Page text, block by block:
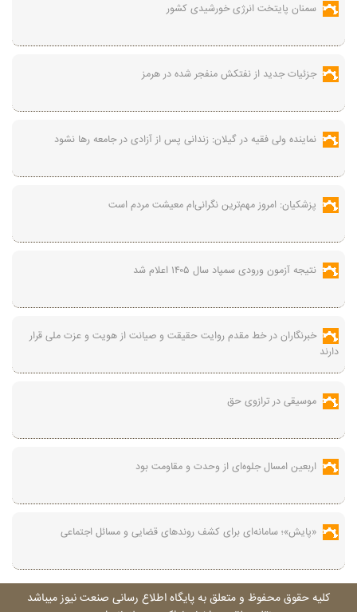
سمنان پایتخت انرژی خورشیدی کشور
جزئیات جدید از نفتکش منفجر شده در هرمز
نماینده ولی فقیه در گیلان: زندانی پس از آزادی در جامعه رها نشود
پزشکیان: امروز مهم‌ترین نگرانی‌ام معیشت مردم است
نتیجه آزمون ورودی سمپاد سال ۱۴۰۵ اعلام شد
خبرنگاران در خط مقدم روایت حقیقت و صیانت از هویت و عزت ملی قرار
دارند
موسیقی در ترازوی حق
اربعین امسال جلوه‌ای از وحدت و مقاومت بود
«پایش»؛ سامانه‌ای برای کشف روندهای قضایی و مسائل اجتماعی
کليه حقوق محفوظ و متعلق به پايگاه اطلاع رسانی صنعت نيوز ميباشد